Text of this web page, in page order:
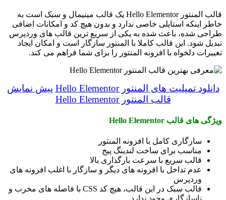
قالب المنتور Hello Elementor یک قالب مینیمال و سبک است به
خاطر اینکه استایلی خاصی ندارد و بدون هیچ کد و امکانات اضافی
طراحی شده، باعث شده به یکی از سریع ترین قالب های وردپرس
تبدیل شود. این قالب کاملا با المنتور سازگار است و امکان ایجاد
تغییرات دلخواه با افزونه المنتور را برای شما فراهم می کند.
دانلود تمپلیت های المنتور Hello Elementor
پیش نمایش
قالب المنتور Hello Elementor
ویژگی های قالب Hello Elementor
سازگاری کامل با افزونه المنتور
مناسب برای ساخت لندینگ پیج
قالب سریع با سرعت بارگذاری بالا
عدم تداخل با افزونه های دیگر و سازگار با اغلب افزونه های
وردپرس
قالب سبک در این قالب، هیچ کد CSS با فاصله های مخرب و
ناسازگاری وجود ندارد.